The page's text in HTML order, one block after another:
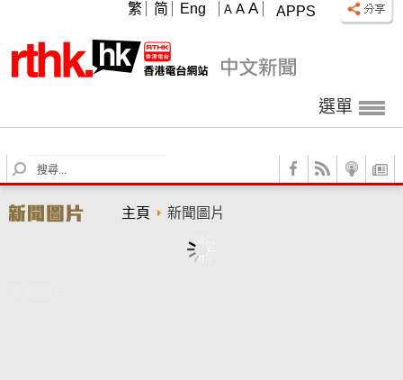
APPS
A A A
繁 简 Eng
選單
S
e
r
主頁 新聞圖片